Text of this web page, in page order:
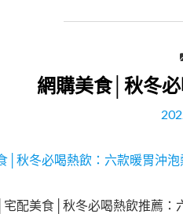
網購美食│秋冬
配美食│秋冬必喝熱飲推薦：